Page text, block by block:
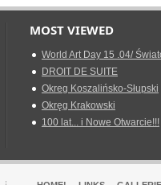
MOST VIEWED
World Art Day 15 .04/
DROIT DE SUITE
Okreg Koszalińsko-Słupski
Okręg Krakowski
100 lat... i Nowe Otwarcie!!!